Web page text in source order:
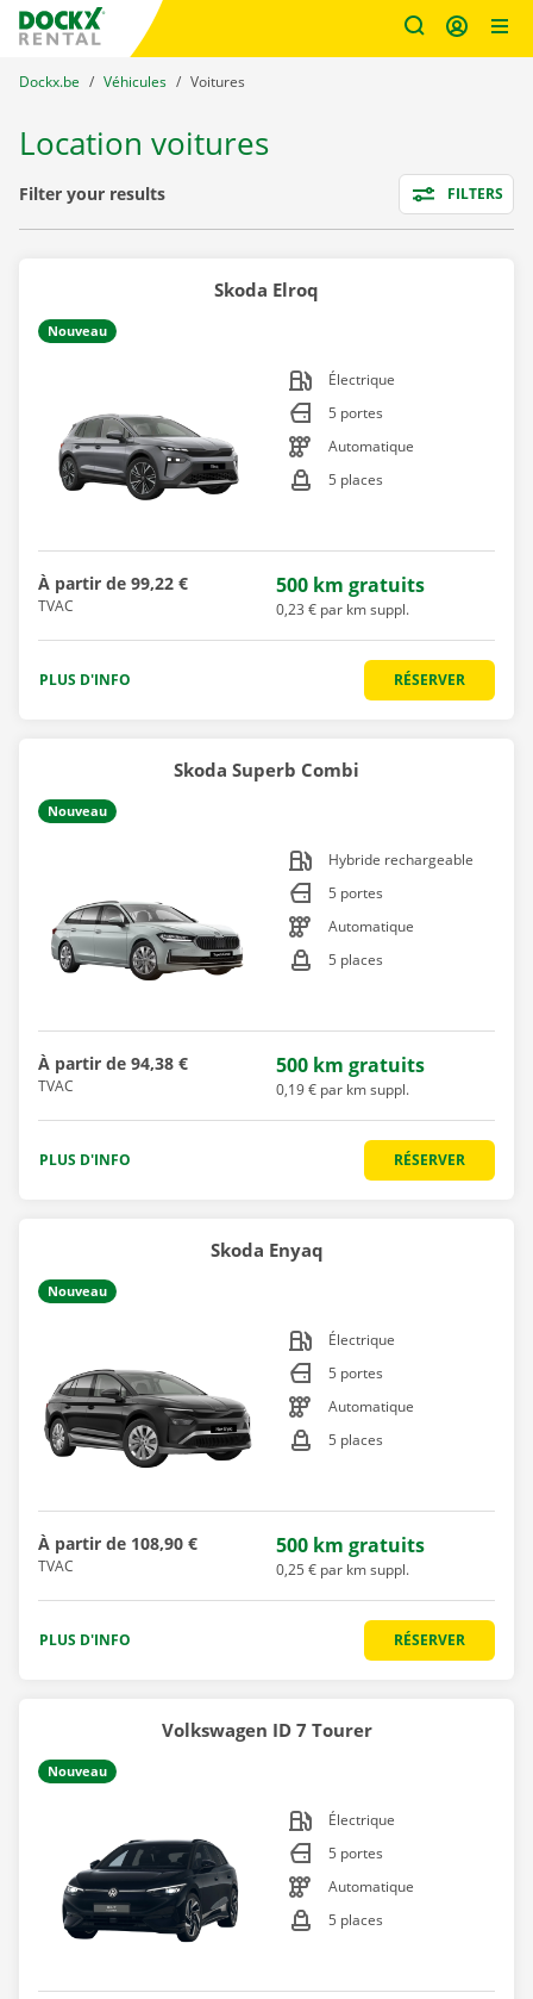
sitename
You are here:
du
Dockx.be to
Véhicules to
Voitures
Location voitures
Filters
Filter your results FILTERS
Skoda Elroq
Nouveau
Électrique
5 portes
Automatique
5 places
À partir de 99,22 €
TVAC
500 km gratuits
0,23 € par km suppl.
PLUS D'INFO RÉSERVER
Skoda Superb Combi
Nouveau
Hybride rechargeable
5 portes
Automatique
5 places
À partir de 94,38 €
TVAC
500 km gratuits
0,19 € par km suppl.
PLUS D'INFO RÉSERVER
Skoda Enyaq
Nouveau
Électrique
5 portes
Automatique
5 places
À partir de 108,90 €
TVAC
500 km gratuits
0,25 € par km suppl.
PLUS D'INFO RÉSERVER
Volkswagen ID 7 Tourer
Nouveau
Électrique
5 portes
Automatique
5 places